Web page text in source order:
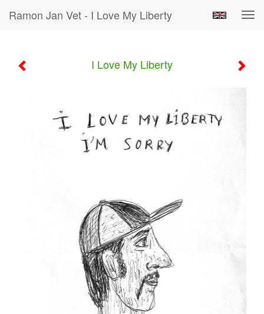
Ramon Jan Vet - I Love My Liberty
I Love My Liberty